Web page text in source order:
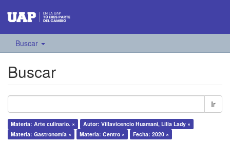
Buscar
Buscar
Ir
Materia: Arte culinario. ×
Autor: Villavicencio Huamani, Lilia Lady ×
Materia: Gastronomía ×
Materia: Centro × Fecha: 2020 ×